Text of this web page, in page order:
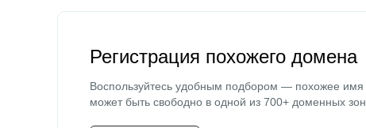
Регистрация похожего домена
Воспользуйтесь удобным подбором — похожее имя
может быть свободно в одной из 700+ доменных зон.